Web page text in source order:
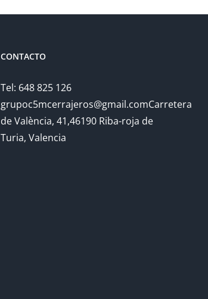
CONTACTO
Tel: 648 825 126
grupoc5mcerrajeros@gmail.comCarretera
de València, 41,46190 Riba-roja de
Turia, Valencia